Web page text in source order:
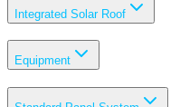
Integrated Solar Roof
Equipment